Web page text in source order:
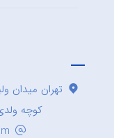
تهران میدان
کوچه ولدی پلاک ۳۹